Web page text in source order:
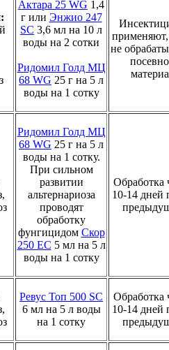
Актара 25 WG 1,4
г или Энжио 247
SC 3,6 мл на 10 л
воды на 2 сотки
Ридомил Голд МЦ
68 WG 25 г на 5 л
воды на 1 сотку
не
Ридомил Голд МЦ
68 WG 25 г на 5 л
воды на 1 сотку.
При сильном
развитии
альтернариоза
проводят
обработку
фунгицидом Скор
250 ЕС 5 мл на 5 л
воды на 1 сотку
Обработка
10-14 дней
Ревус Топ 500 SC
6 мл на 5 л воды
на 1 сотку
Обработка
10-14 дней